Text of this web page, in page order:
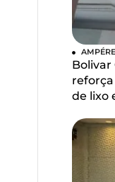
AMPÉRE
Bolivar
de lixo